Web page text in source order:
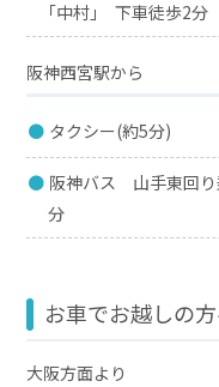
｢中村｣ 下車徒歩2分
阪神西宮駅から
タクシー(約5分)
阪神バス 山手東回
分
お車でお越しの
大阪方面より